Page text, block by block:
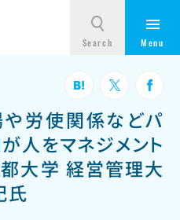
労使関係などパ
人をマネジメント
都大学 経営管理大
氏